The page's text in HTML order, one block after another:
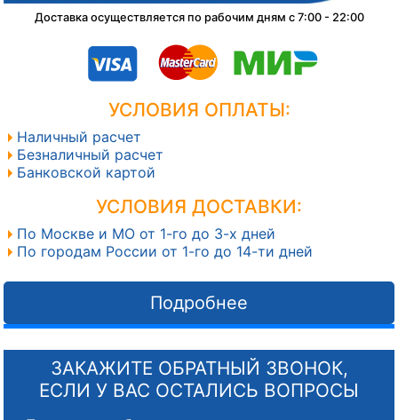
Доставка осуществляется по рабочим дням с 7:00 - 22:00
УСЛОВИЯ ОПЛАТЫ:
Наличный расчет
Безналичный расчет
Банковской картой
УСЛОВИЯ ДОСТАВКИ:
По Москве и МО от 1-го до 3-х дней
По городам России от 1-го до 14-ти дней
Подробнее
ЗАКАЖИТЕ ОБРАТНЫЙ ЗВОНОК,
ЕСЛИ У ВАС ОСТАЛИСЬ ВОПРОСЫ